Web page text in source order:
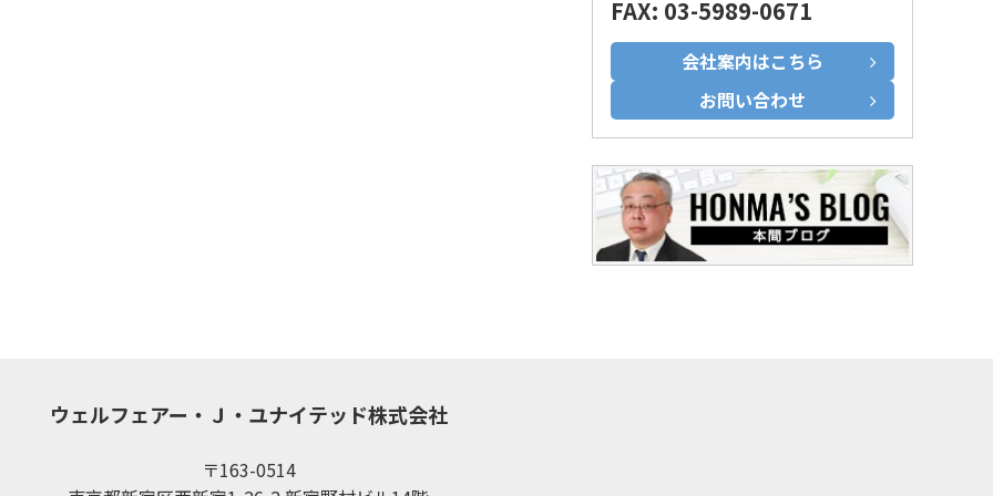
FAX: 03-5989-0671
会社案内はこちら
お問い合わせ
ウェルフェアー・Ｊ・ユナイテッド株式会社
〒163-0514